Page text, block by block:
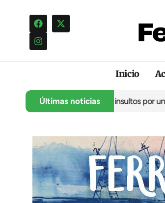
Inicio
Últimas noticias
una campaña de insultos por un cartel